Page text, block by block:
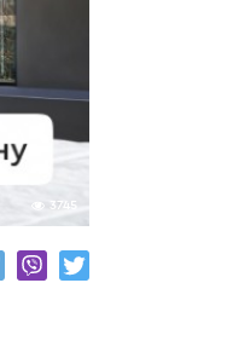
3745